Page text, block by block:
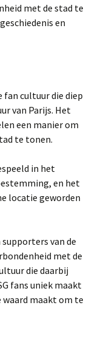
met de stad te
en
fan cultuur die diep
van Parijs. Het
een manier om
te tonen.
in het
en het
locatie geworden
van de
met de
die daarbij
fans uniek maakt
waard maakt om te